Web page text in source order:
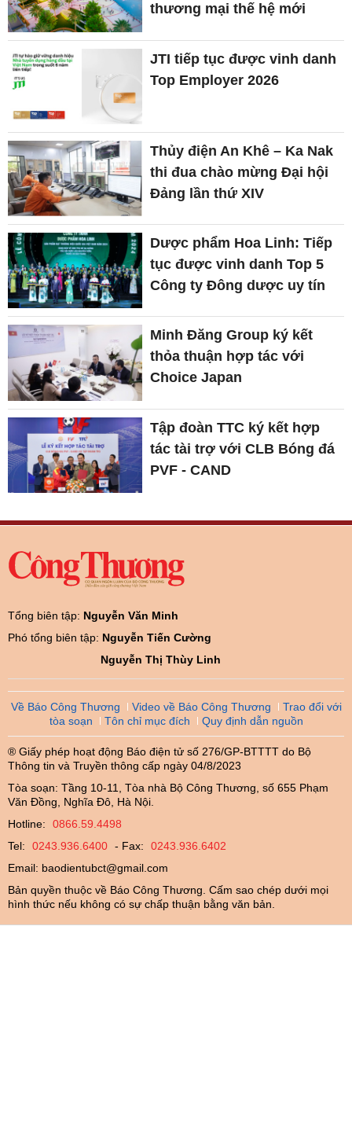
thương mại thế hệ mới
JTI tiếp tục được vinh danh
Top Employer 2026
Thủy điện An Khê – Ka Nak
thi đua chào mừng Đại hội
Đảng lần thứ XIV
Dược phẩm Hoa Linh: Tiếp
tục được vinh danh Top 5
Công ty Đông dược uy tín
Minh Đăng Group ký kết
thỏa thuận hợp tác với
Choice Japan
Tập đoàn TTC ký kết hợp
tác tài trợ với CLB Bóng đá
PVF - CAND
Tổng biên tập: Nguyễn Văn Minh
Phó tổng biên tập: Nguyễn Tiến Cường
Nguyễn Thị Thùy Linh
Về Báo Công Thương Video về Báo Công Thương
Trao đổi với
tòa soạn
Tôn chỉ mục đích Quy định dẫn nguồn
® Giấy phép hoạt động Báo điện tử số 276/GP-BTTTT do Bộ
Thông tin và Truyền thông cấp ngày 04/8/2023
Tòa soạn: Tầng 10-11, Tòa nhà Bộ Công Thương, số 655 Phạm
Văn Đồng, Nghĩa Đô, Hà Nội.
Hotline:
0866.59.4498
Tel:
0243.936.6400 - Fax:
0243.936.6402
Email: baodientubct@gmail.com
Bản quyền thuộc về Báo Công Thương. Cấm sao chép dưới mọi
hình thức nếu không có sự chấp thuận bằng văn bản.